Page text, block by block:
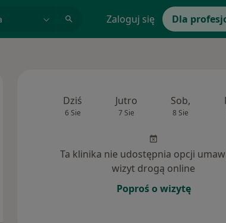
Zaloguj się Dla
Dziś
6 Sie
Jutro
7 Sie
Sob,
8 Sie
Ta klinika nie udostępnia opcji
wizyt drogą online
Poproś o wizytę